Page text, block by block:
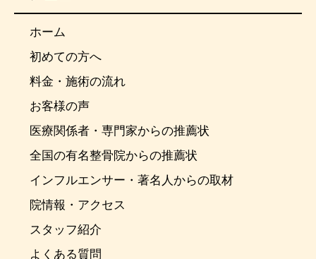
ホーム
初めての方へ
料金・施術の流れ
お客様の声
医療関係者・専門家からの推薦状
全国の有名整骨院からの推薦状
インフルエンサー・著名人からの取材
院情報・アクセス
スタッフ紹介
よくある質問